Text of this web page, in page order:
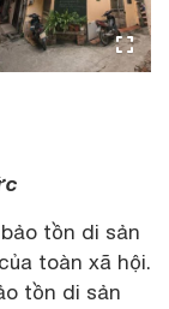
tồn di sản
toàn xã hội.
tồn di sản